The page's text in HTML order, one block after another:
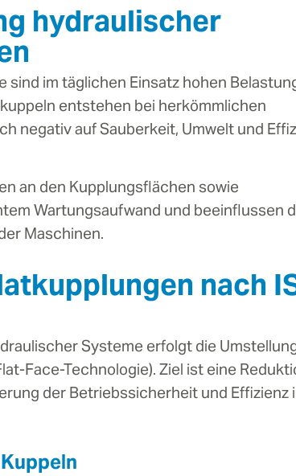
hydraulischer
im täglichen Einsatz hohen
entstehen bei herkömmlichen
negativ auf Sauberkeit, Umwelt und
an den Kupplungsflächen sowie
Wartungsaufwand und beeinflussen
Maschinen.
nach
Systeme erfolgt die
Face-Technologie). Ziel ist eine
der Betriebssicherheit und Effizienz